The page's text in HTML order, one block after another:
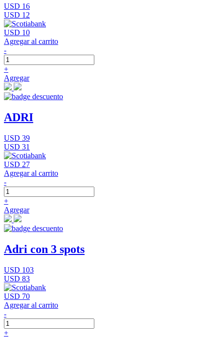
USD 16
USD 12
USD 10
Agregar al carrito
-
+
Agregar
ADRI
USD 39
USD 31
USD 27
Agregar al carrito
-
+
Agregar
Adri con 3 spots
USD 103
USD 83
USD 70
Agregar al carrito
-
+